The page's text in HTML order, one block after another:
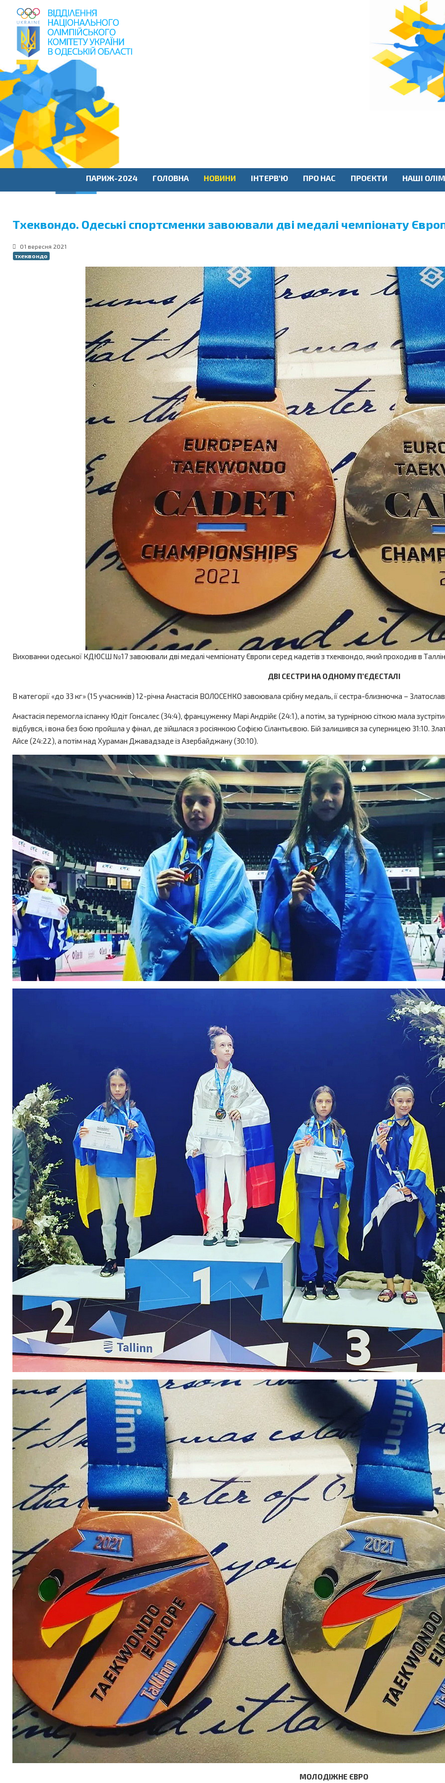
пошук
по
сайту
ПАРИЖ-2024 ГОЛОВНА НОВИНИ ІНТЕРВ'Ю ПРО НАС ПРОЄКТИ НАШІ
Тхеквондо. Одеські спортсменки завоювали дві медалі чемпіонату
01 вересня 2021
тхеквондо
Вихованки одеської КДЮСШ №17 завоювали дві медалі чемпіонату Європи серед кадетів з тхеквондо, який проходив в
ДВІ СЕСТРИ НА ОДНОМУ П’ЄДЕСТАЛІ
В категорії «до 33 кг» (15 учасників) 12-річна Анастасія ВОЛОСЕНКО завоювала срібну медаль, ії сестра-близнючка –
Анастасія перемогла іспанку Юдіт Гонсалес (34:4), француженку Марі Андрійє (24:1), а потім, за турнірною сіткою мала
відбувся, і вона без бою пройшла у фінал, де зійшлася з росіянкою Софією Сілантьєвою. Бій залишився за суперницею 31:10.
Айсе (24:22), а потім над Хураман Джавадзаде із Азербайджану (30:10).
МОЛОДІЖНЕ ЄВРО